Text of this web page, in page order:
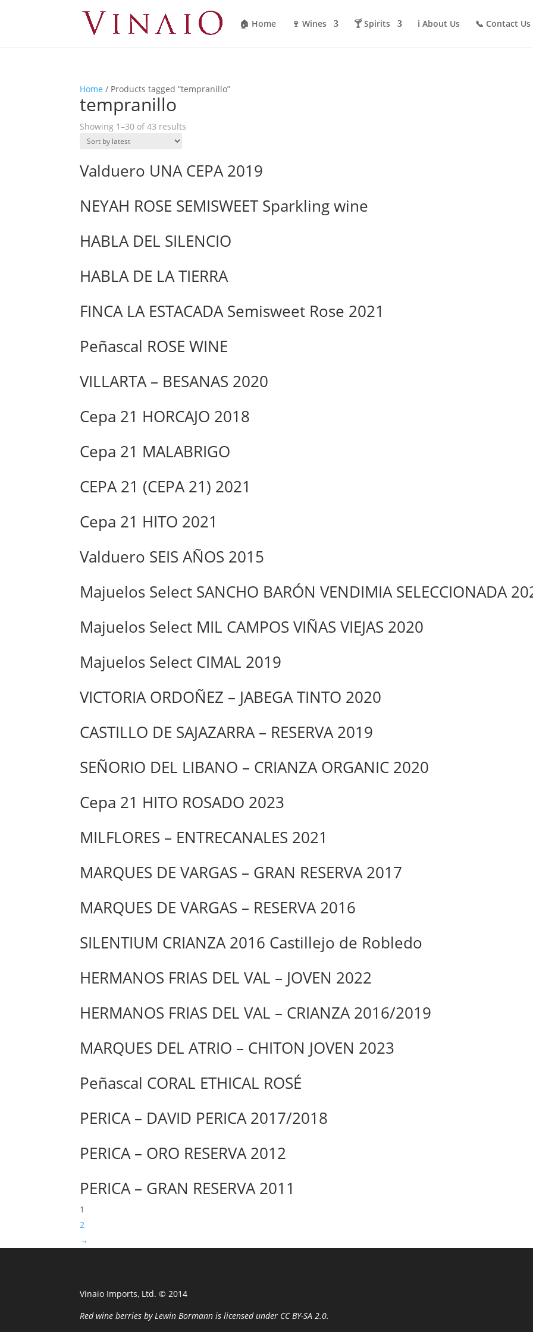
🏠 Home 🍷 Wines 🍸 Spirits ℹ️ About Us 📞 Contact Us
Home / Products tagged “tempranillo”
tempranillo
Showing 1–30 of 43 results
Valduero UNA CEPA 2019
NEYAH ROSE SEMISWEET Sparkling wine
HABLA DEL SILENCIO
HABLA DE LA TIERRA
FINCA LA ESTACADA Semisweet Rose 2021
Peñascal ROSE WINE
VILLARTA – BESANAS 2020
Cepa 21 HORCAJO 2018
Cepa 21 MALABRIGO
CEPA 21 (CEPA 21) 2021
Cepa 21 HITO 2021
Valduero SEIS AÑOS 2015
Majuelos Select SANCHO BARÓN VENDIMIA SELECCIONADA
Majuelos Select MIL CAMPOS VIÑAS VIEJAS 2020
Majuelos Select CIMAL 2019
VICTORIA ORDOÑEZ – JABEGA TINTO 2020
CASTILLO DE SAJAZARRA – RESERVA 2019
SEÑORIO DEL LIBANO – CRIANZA ORGANIC 2020
Cepa 21 HITO ROSADO 2023
MILFLORES – ENTRECANALES 2021
MARQUES DE VARGAS – GRAN RESERVA 2017
MARQUES DE VARGAS – RESERVA 2016
SILENTIUM CRIANZA 2016 Castillejo de Robledo
HERMANOS FRIAS DEL VAL – JOVEN 2022
HERMANOS FRIAS DEL VAL – CRIANZA 2016/2019
MARQUES DEL ATRIO – CHITON JOVEN 2023
Peñascal CORAL ETHICAL ROSÉ
PERICA – DAVID PERICA 2017/2018
PERICA – ORO RESERVA 2012
PERICA – GRAN RESERVA 2011
1
2
→
Vinaio Imports, Ltd. ©️ 2014
Red wine berries by Lewin Bormann is licensed under CC BY-SA 2.0.